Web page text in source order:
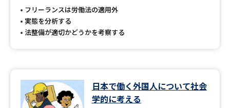
フリーランスは労働法の適用外
実態を分析する
法整備が適切かどうかを考察する
日本で働く外国人について社会
学的に考える